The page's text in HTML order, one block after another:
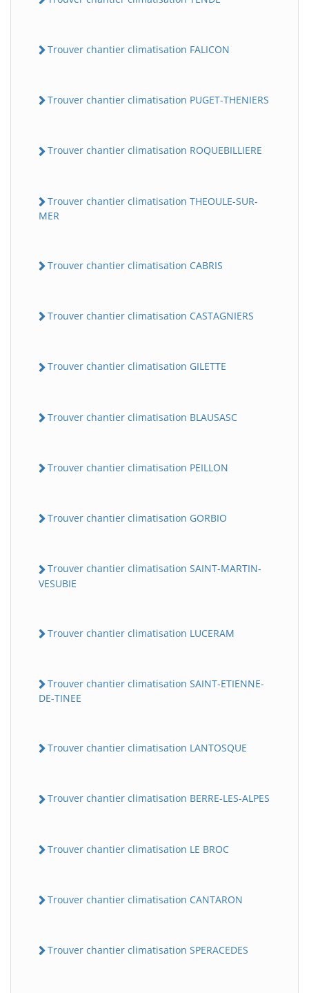
Trouver chantier climatisation FALICON
Trouver chantier climatisation PUGET-THENIERS
Trouver chantier climatisation ROQUEBILLIERE
Trouver chantier climatisation THEOULE-SUR-
MER
Trouver chantier climatisation CABRIS
Trouver chantier climatisation CASTAGNIERS
Trouver chantier climatisation GILETTE
Trouver chantier climatisation BLAUSASC
Trouver chantier climatisation PEILLON
Trouver chantier climatisation GORBIO
Trouver chantier climatisation SAINT-MARTIN-
VESUBIE
Trouver chantier climatisation LUCERAM
Trouver chantier climatisation SAINT-ETIENNE-
DE-TINEE
Trouver chantier climatisation LANTOSQUE
Trouver chantier climatisation BERRE-LES-ALPES
Trouver chantier climatisation LE BROC
Trouver chantier climatisation CANTARON
Trouver chantier climatisation SPERACEDES